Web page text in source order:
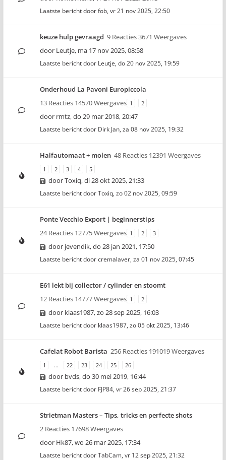
Laatste bericht doorfob, vr 21 nov 2025, 22:50
keuze hulp gevraagd 9 Reacties 3671 Weergaves
door Leutje, ma 17 nov 2025, 08:58
Laatste bericht door Leutje, do 20 nov 2025, 19:59
Onderhoud La Pavoni Europiccola
13 Reacties 14570 Weergaves 1 2
door rmtz,do 29 mar 2018, 20:47
Laatste bericht door Dirk Jan, za 08 nov 2025, 19:32
Halfautomaat + molen 48 Reacties 12391 Weergaves
1 2 3 4 5
doorToxiq,di 28 okt 2025, 21:33
Laatste bericht doorToxiq, zo 02 nov 2025, 09:59
Ponte Vecchio Export | beginnerstips
24 Reacties 12775 Weergaves 1 2 3
door jevendik,do 28 jan 2021, 17:50
Laatste bericht doorcremalaver, za 01 nov 2025, 07:45
E61 lekt bij collector / cylinder en stoomt
12 Reacties 14777 Weergaves 1 2
door klaas1987,zo 28 sep 2025, 16:03
Laatste bericht door klaas1987, zo 05 okt 2025, 13:46
Cafelat Robot Barista 256 Reacties 191019 Weergaves
1 … 22 23 24 25 26
door bvds,do 30 mei 2019, 16:44
Laatste bericht door FJP84, vr 26 sep 2025, 21:37
Strietman Masters – Tips, tricks en perfecte shots
2 Reacties 17698 Weergaves
door Hk87,wo 26 mar 2025, 17:34
Laatste bericht doorTabCam, vr 12 sep 2025, 21:32